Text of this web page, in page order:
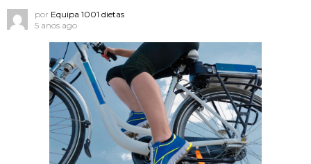
por Equipa 1001 dietas
5 anos ago